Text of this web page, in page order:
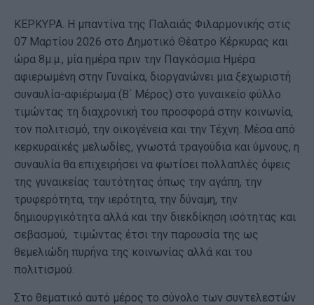
ΚΕΡΚΥΡΑ. Η μπαντίνα της Παλαιάς Φιλαρμονικής στις
07 Μαρτίου 2026 στο Δημοτικό Θέατρο Κέρκυρας και
ώρα 8μ.μ., μία ημέρα πριν την Παγκόσμια Ημέρα
αφιερωμένη στην Γυναίκα, διοργανώνει μια ξεχωριστή
συναυλία-αφιέρωμα (Β΄ Μέρος) στο γυναικείο φύλλο
τιμώντας τη διαχρονική του προσφορά στην κοινωνία,
τον πολιτισμό, την οικογένεια και την Τέχνη. Μέσα από
κερκυραϊκές μελωδίες, γνωστά τραγούδια και ύμνους, η
συναυλία θα επιχειρήσει να φωτίσει πολλαπλές όψεις
της γυναικείας ταυτότητας όπως την αγάπη, την
τρυφερότητα, την ιερότητα, την δύναμη, την
δημιουργικότητα αλλά και την διεκδίκηση ισότητας και
σεβασμού, τιμώντας έτσι την παρουσία της ως
θεμελιώδη πυρήνα της κοινωνίας αλλά και του
πολιτισμού.
Στο θεματικό αυτό μέρος το σύνολο των συντελεστών